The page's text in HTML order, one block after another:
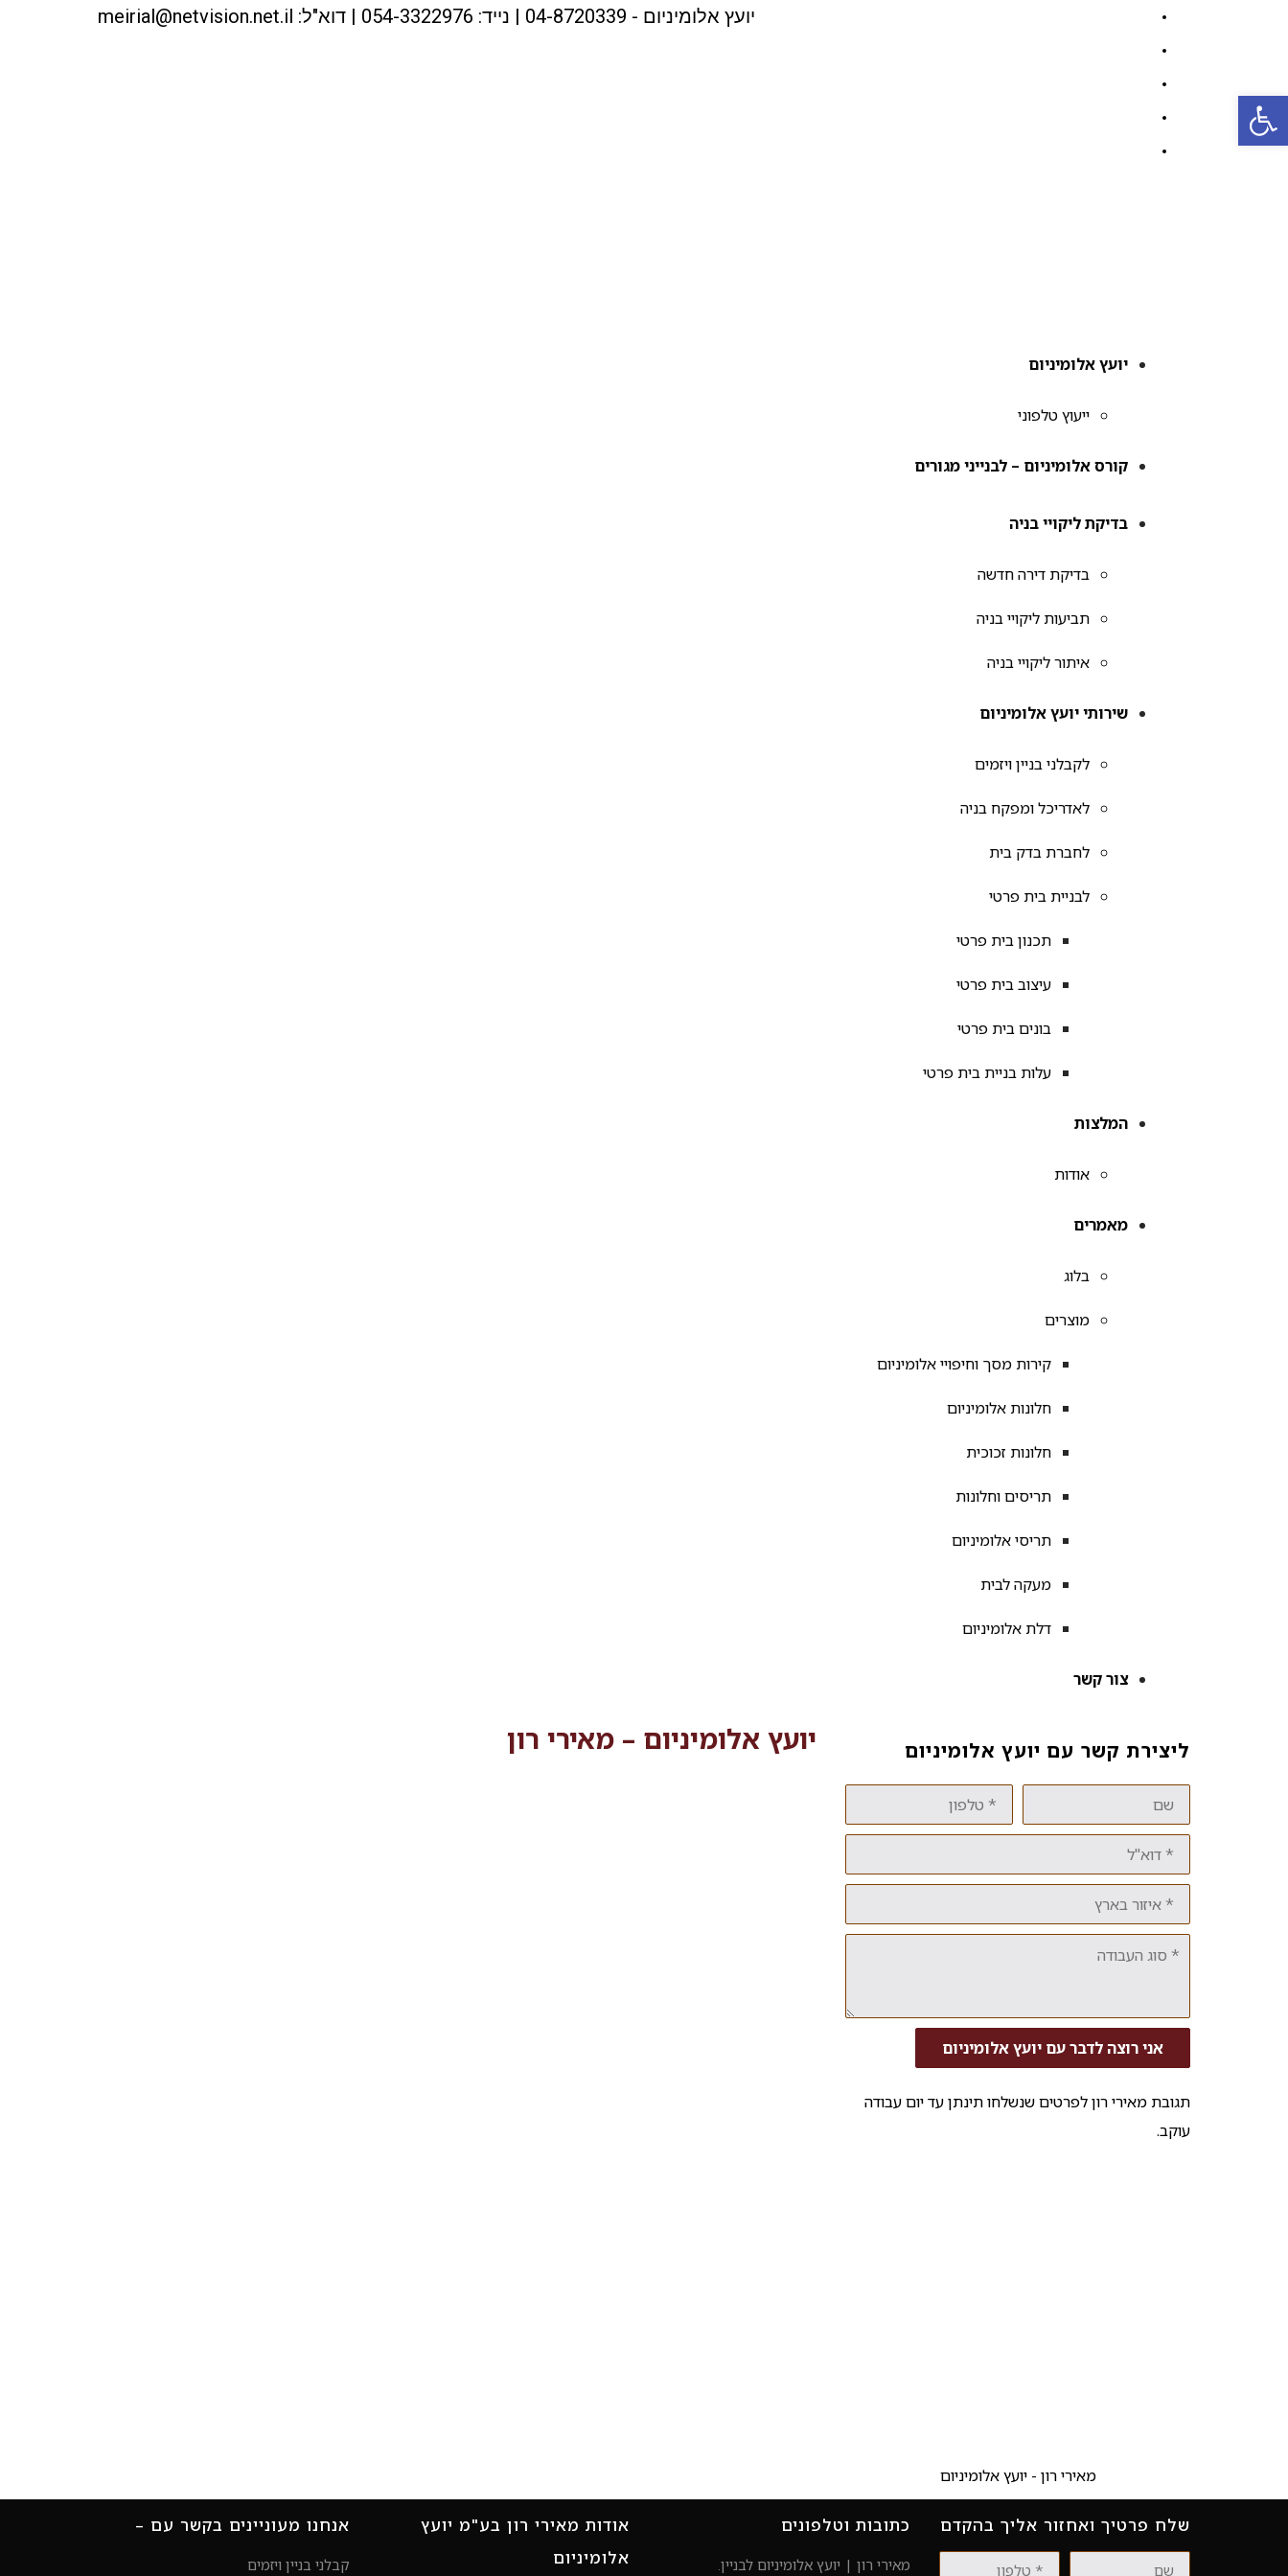
יועץ אלומיניום - 04-8720339 | נייד: 054-3322976 | דוא"ל: meirial@netvision.net.il
יועץ אלומיניום
ייעוץ טלפוני
קורס אלומיניום – לבנייני מגורים
בדיקת ליקויי בניה
בדיקת דירה חדשה
תביעות ליקויי בניה
איתור ליקויי בניה
שירותי יועץ אלומיניום
לקבלני בניין ויזמים
לאדריכל ומפקח בניה
לחברת בדק בית
לבניית בית פרטי
תכנון בית פרטי
עיצוב בית פרטי
בונים בית פרטי
עלות בניית בית פרטי
המלצות
אודות
מאמרים
בלוג
מוצרים
קירות מסך וחיפויי אלומיניום
חלונות אלומיניום
חלונות זכוכית
תריסים וחלונות
תריסי אלומיניום
מעקה לבית
דלת אלומיניום
צור קשר
יועץ אלומיניום – מאירי רון ליצירת קשר עם יועץ אלומיניום
שם טלפון
דוא"ל
איזור
בארץ
סוג
העבודה
אני רוצה לדבר עם יועץ אלומיניום
תגובת מאירי רון לפרטים שנשלחו תינתן עד יום עבודה
עוקב.
מאירי רון - יועץ אלומיניום
אנחנו מעוניינים בקשר עם –
קבלני בניין ויזמים
אודות מאירי רון בע"מ יועץ
אלומיניום
כתובות וטלפונים
מאירי רון | יועץ אלומיניום לבניין.
שלח פרטיך ואחזור אליך בהקדם
שם טלפון
פתח סרגל נגישות